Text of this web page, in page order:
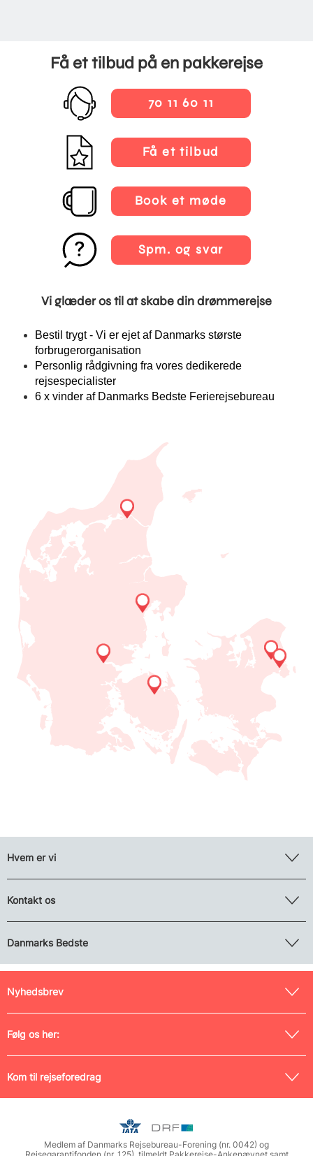
Få et tilbud på en pakkerejse
70 11 60 11
Få et tilbud
Book et møde
Spm. og svar
Vi glæder os til at skabe din drømmerejse
Bestil trygt - Vi er ejet af Danmarks største
forbrugerorganisation
Personlig rådgivning fra vores dedikerede
rejsespecialister
6 x vinder af Danmarks Bedste Ferierejsebureau
Hvem er vi
Kontakt os
Danmarks Bedste
Nyhedsbrev
Følg os her:
Kom til rejseforedrag
Medlem af Danmarks Rejsebureau-Forening (nr. 0042) og